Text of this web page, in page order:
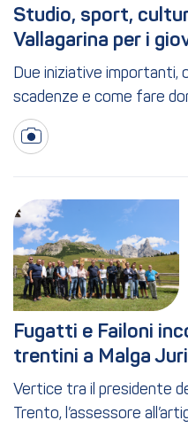
Studio, sport,
Vallagarina per i
Due iniziative importanti,
scadenze e come fare
Fugatti e Failoni
trentini a Malga
Vertice tra il presidente
Trento, l’assessore